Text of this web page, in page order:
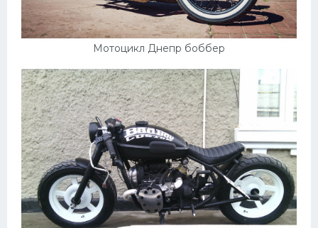
Мотоцикл Днепр боббер